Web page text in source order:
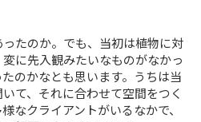
たのか。でも、当初は植物に対
に先入観みたいなものがなかっ
のかなとも思います。うちは当
て、それに合わせて空間をつく
なクライアントがいるなかで、